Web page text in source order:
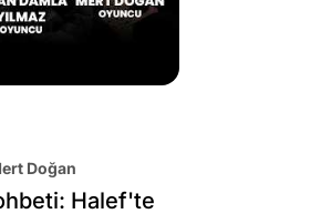
Doğan
Halef'te